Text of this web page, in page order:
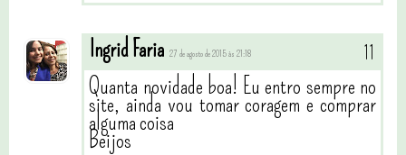
Ingrid Faria 27 de agosto de 2015 às 21:18
Quanta novidade boa! Eu entro sempre no
site, ainda vou tomar coragem e comprar
alguma coisa
Beijos